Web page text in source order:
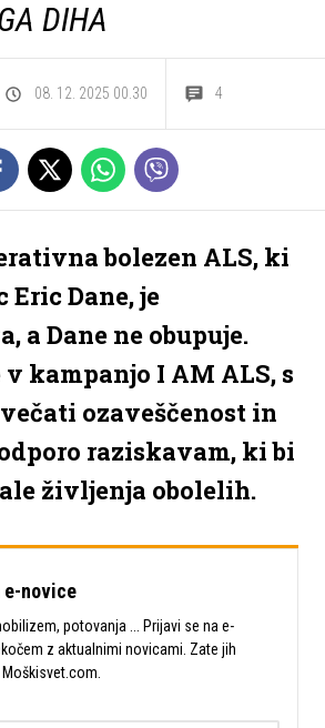
DIHA
08. 12. 2025 00.30 4
bolezen ALS, ki
Dane, je
a Dane ne obupuje.
kampanjo I AM ALS, s
ozaveščenost in
raziskavam, ki bi
življenja obolelih.
novice
potovanja ... Prijavi se na e-
z aktualnimi novicami. Zate jih